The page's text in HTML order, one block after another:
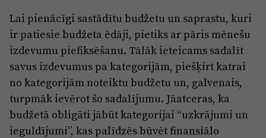
Lai pienācīgi sastādītu budžetu un saprastu, kuri
ir patiesie budžeta ēdāji, pietiks ar pāris mēnešu
izdevumu piefiksēšanu. Tālāk ieteicams sadalīt
savus izdevumus pa kategorijām, piešķirt katrai
no kategorijām noteiktu budžetu un, galvenais,
turpmāk ievērot šo sadalījumu. Jāatceras, ka
budžetā obligāti jābūt kategorijai “uzkrājumi un
ieguldījumi”, kas palīdzēs būvēt finansiālo